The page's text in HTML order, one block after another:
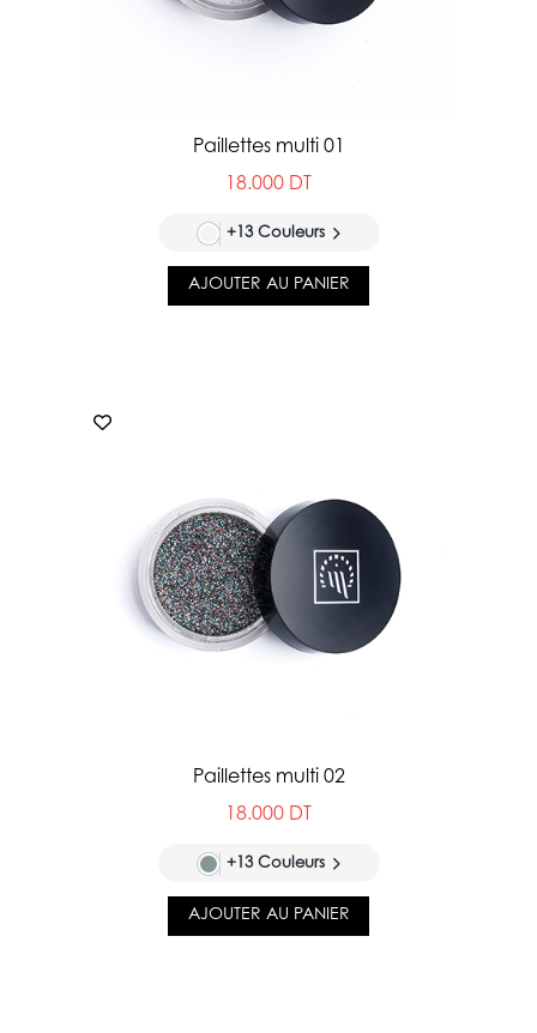
Paillettes multi 01
18.000 DT
+13 Couleurs
AJOUTER AU PANIER
Paillettes multi 02
18.000 DT
+13 Couleurs
AJOUTER AU PANIER